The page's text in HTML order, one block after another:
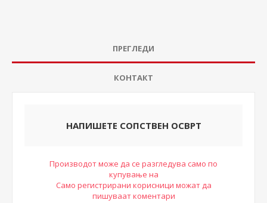
ПРЕГЛЕДИ
КОНТАКТ
НАПИШЕТЕ СОПСТВЕН ОСВРТ
Производот може да се разгледува само по
купување на
Само регистрирани корисници можат да
пишуваат коментари